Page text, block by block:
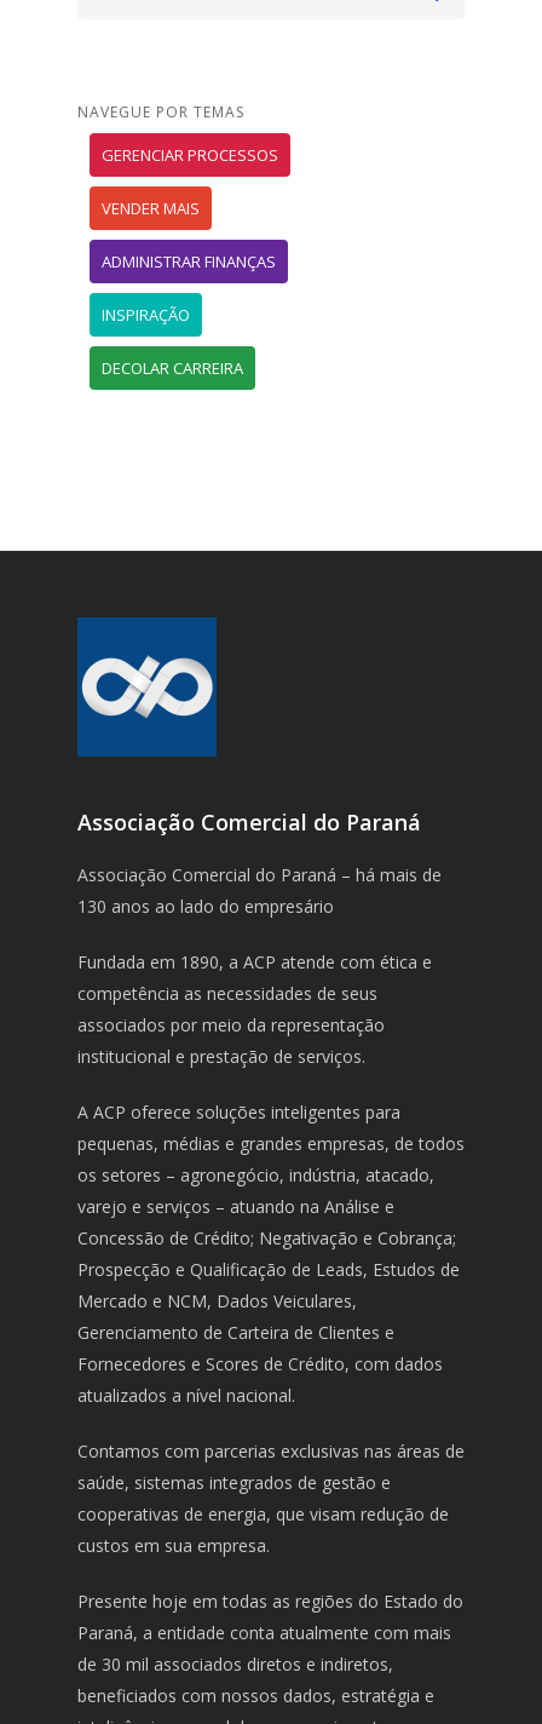
NAVEGUE POR TEMAS
GERENCIAR PROCESSOS
VENDER MAIS
ADMINISTRAR FINANÇAS
INSPIRAÇÃO
DECOLAR CARREIRA
Associação Comercial do Paraná
Associação Comercial do Paraná – há mais de
130 anos ao lado do empresário
Fundada em 1890, a ACP atende com ética e
competência as necessidades de seus
associados por meio da representação
institucional e prestação de serviços.
A ACP oferece soluções inteligentes para
pequenas, médias e grandes empresas, de todos
os setores – agronegócio, indústria, atacado,
varejo e serviços – atuando na Análise e
Concessão de Crédito; Negativação e Cobrança;
Prospecção e Qualificação de Leads, Estudos de
Mercado e NCM, Dados Veiculares,
Gerenciamento de Carteira de Clientes e
Fornecedores e Scores de Crédito, com dados
atualizados a nível nacional.
Contamos com parcerias exclusivas nas áreas de
saúde, sistemas integrados de gestão e
cooperativas de energia, que visam redução de
custos em sua empresa.
Presente hoje em todas as regiões do Estado do
Paraná, a entidade conta atualmente com mais
de 30 mil associados diretos e indiretos,
beneficiados com nossos dados, estratégia e